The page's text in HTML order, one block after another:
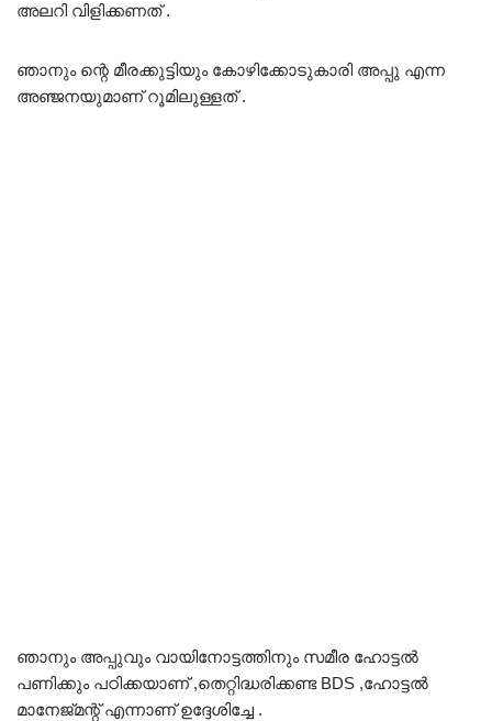
അലറി വിളിക്കണത് .
ഞാനും ന്റെ മീരക്കുട്ടിയും കോഴിക്കോടുകാരി അപ്പു എന്ന
അഞ്ജനയുമാണ് റൂമിലുള്ളത് .
ഞാനും അപ്പുവും വായിനോട്ടത്തിനും സമീര ഹോട്ടൽ
പണിക്കും പഠിക്കയാണ് ,തെറ്റിദ്ധരിക്കണ്ട BDS ,ഹോട്ടൽ
മാനേജ്‌മന്റ് എന്നാണ് ഉദ്ദേശിച്ചേ .